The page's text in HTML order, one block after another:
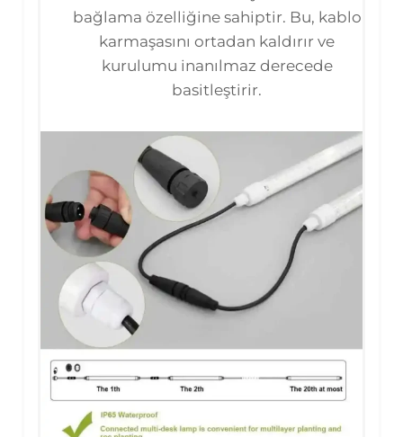
bağlama özelliğine sahiptir. Bu, kablo
karmaşasını ortadan kaldırır ve
kurulumu inanılmaz derecede
basitleştirir.